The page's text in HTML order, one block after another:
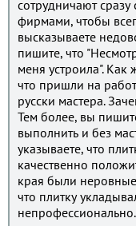
сотрудничают
фирмами, чтобы
высказываете
пишите, что
меня устроила". Как
что пришли на
русски мастера.
Тем более, вы
выполнить и без
указываете, что
качественно
края были
что плитку